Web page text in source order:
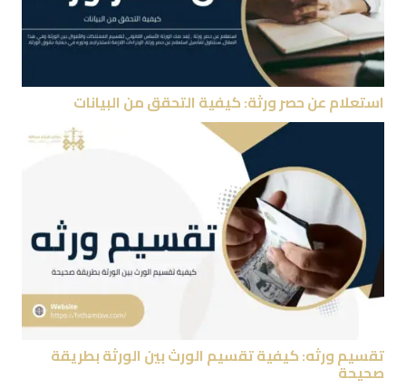
استعلام عن حصر ورثة: كيفية التحقق من البيانات
تقسيم ورثه: كيفية تقسيم الورث بين الورثة بطريقة
صحيحة